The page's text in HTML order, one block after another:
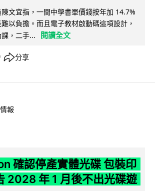
文宜指，一間中學書單價錢按年加 14.7%
以負擔。而且電子教材啟動碼這項設計，
，二手...
閱讀全文
分享
報
確認停產實體光碟 包裝印
2028 年 1 月後不出光碟遊